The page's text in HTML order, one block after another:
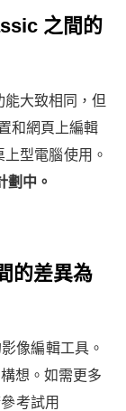
之間的
大致相同，但
和網頁上編輯
型電腦使用。
中。
的差異為
像編輯工具。
想。如需更多
考試用